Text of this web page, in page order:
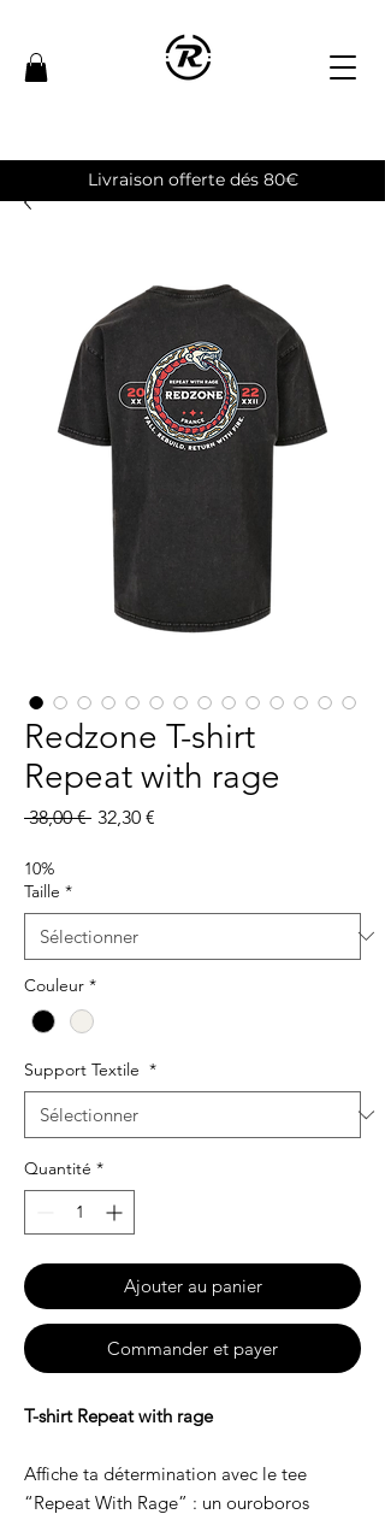
Livraison offerte dés 80€
Redzone T-shirt
Repeat with rage
38,00 € Prix
32,30 €
10%
Taille *
Couleur *
Support Textile *
Quantité *
Ajouter au panier
Commander et payer
T-shirt Repeat with rage
Affiche ta détermination avec le tee
“Repeat With Rage” : un ouroboros